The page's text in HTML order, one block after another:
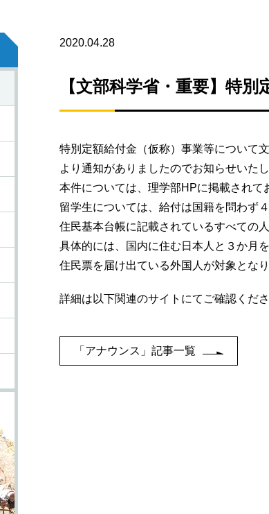
2020.04.28
【文部科学省・重要】特
特別定額給付金（仮称）事業等について
より通知がありましたのでお知らせいたし
本件については、理学部HPに掲載されて
留学生については、給付は国籍を問わず
住民基本台帳に記載されているすべての
具体的には、国内に住む日本人と３か月
住民票を届け出ている外国人が対象となり
詳細は以下関連のサイトにてご確認くださ
「アナウンス」記事一覧